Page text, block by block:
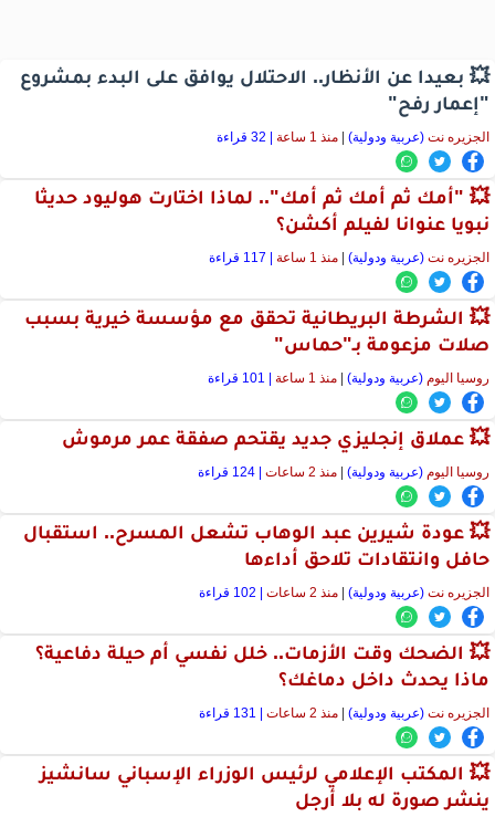
💥 بعيدا عن الأنظار.. الاحتلال يوافق على البدء بمشروع
"إعمار رفح"
الجزيره نت (عربية ودولية) منذ 1 ساعة
💥 "أمك ثم أمك ثم أمك".. لماذا اختارت هوليود حديثا
نبويا عنوانا لفيلم أكشن؟
الجزيره نت (عربية ودولية) منذ 1 ساعة
💥 الشرطة البريطانية تحقق مع مؤسسة خيرية بسبب
صلات مزعومة بـ"حماس"
روسيا اليوم (عربية ودولية) منذ 1 ساعة
💥 عملاق إنجليزي جديد يقتحم صفقة عمر مرموش
روسيا اليوم (عربية ودولية) منذ 2 ساعات
💥 عودة شيرين عبد الوهاب تشعل المسرح.. استقبال
حافل وانتقادات تلاحق أداءها
الجزيره نت (عربية ودولية) منذ 2 ساعات
💥 الضحك وقت الأزمات.. خلل نفسي أم حيلة دفاعية؟
ماذا يحدث داخل دماغك؟
الجزيره نت (عربية ودولية) منذ 2 ساعات
💥 المكتب الإعلامي لرئيس الوزراء الإسباني سانشيز
ينشر صورة له بلا أرجل